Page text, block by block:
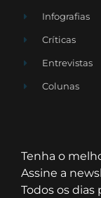
Infografias
Críticas
Entrevistas
Colunas
Tenha o
Assine a
Todos os dias